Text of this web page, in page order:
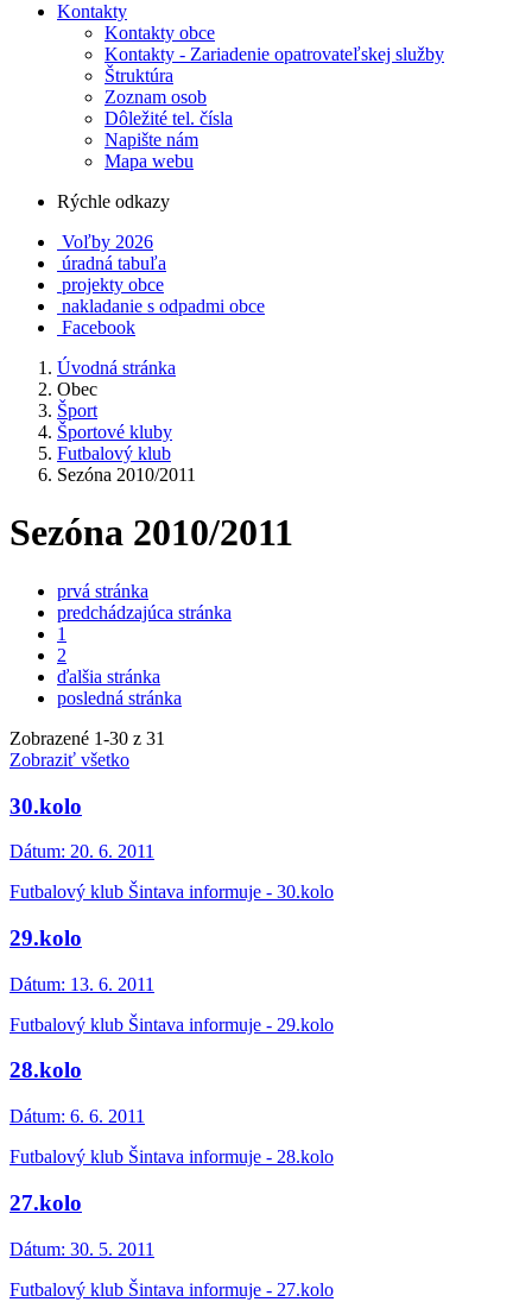
Kontakty
Kontakty obce
Kontakty - Zariadenie opatrovateľskej služby
Štruktúra
Zoznam osob
Dôležité tel. čísla
Napište nám
Mapa webu
Rýchle odkazy
Voľby 2026
úradná tabuľa
projekty obce
nakladanie s odpadmi obce
Facebook
Úvodná stránka
Obec
Šport
Športové kluby
Futbalový klub
Sezóna 2010/2011
Sezóna 2010/2011
prvá stránka
predchádzajúca stránka
1
2
ďalšia stránka
posledná stránka
Zobrazené 1-30 z 31
Zobraziť všetko
30.kolo
Dátum: 20. 6. 2011
Futbalový klub Šintava informuje - 30.kolo
29.kolo
Dátum: 13. 6. 2011
Futbalový klub Šintava informuje - 29.kolo
28.kolo
Dátum: 6. 6. 2011
Futbalový klub Šintava informuje - 28.kolo
27.kolo
Dátum: 30. 5. 2011
Futbalový klub Šintava informuje - 27.kolo